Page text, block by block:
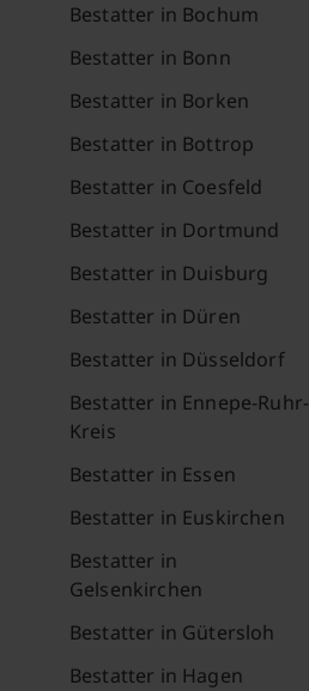
Bestatter in Bochum
Bestatter in Bonn
Bestatter in Borken
Bestatter in Bottrop
Bestatter in Coesfeld
Bestatter in Dortmund
Bestatter in Duisburg
Bestatter in Düren
Bestatter in Düsseldorf
Bestatter in Ennepe-Ruhr-
Kreis
Bestatter in Essen
Bestatter in Euskirchen
Bestatter in
Gelsenkirchen
Bestatter in Gütersloh
Bestatter in Hagen